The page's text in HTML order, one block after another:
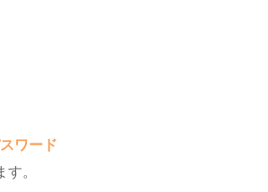
ワード
。